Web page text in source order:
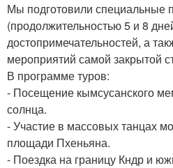
Мы подготовили специальные
(продолжительностью 5 и 8
достопримечательностей, а
мероприятий самой закрытой
В программе туров:
- Посещение кымсусанского
солнца.
- Участие в массовых танцах
площади Пхеньяна.
- Поездка на границу Кндр и